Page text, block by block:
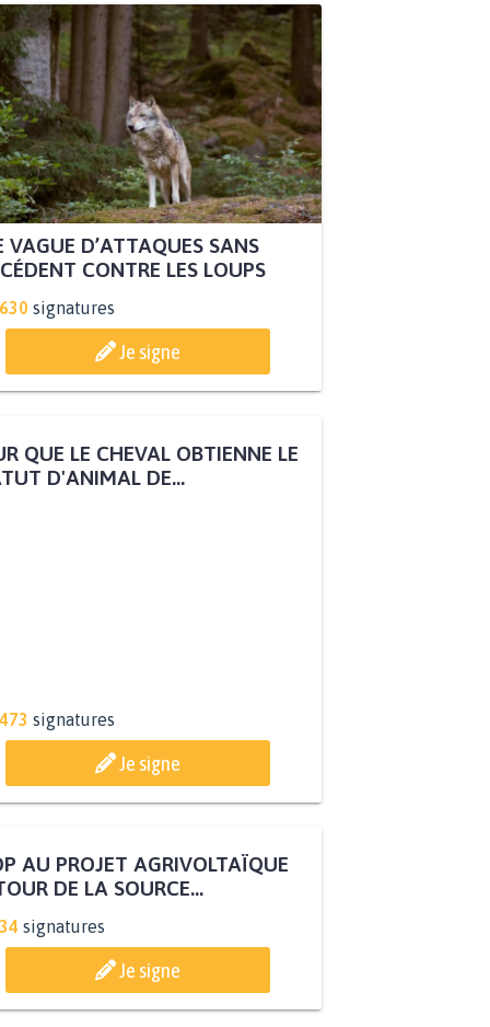
VAGUE D’ATTAQUES SANS
CONTRE LES LOUPS
signatures
Je signe
signatures
Je signe
AU PROJET AGRIVOLTAÏQUE
DE LA SOURCE...